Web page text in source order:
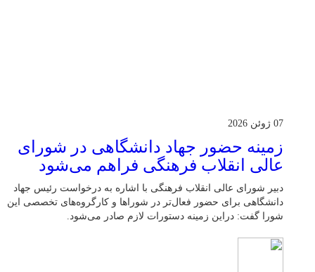
07 ژوئن 2026
زمینه حضور جهاد دانشگاهی در شورای
عالی انقلاب فرهنگی فراهم می‌شود
دبیر شورای عالی انقلاب فرهنگی با اشاره به درخواست رئیس جهاد
دانشگاهی برای حضور فعال‌تر در شوراها و کارگروه‌های تخصصی این
شورا گفت: دراین زمینه دستورات لازم صادر می‌شود.